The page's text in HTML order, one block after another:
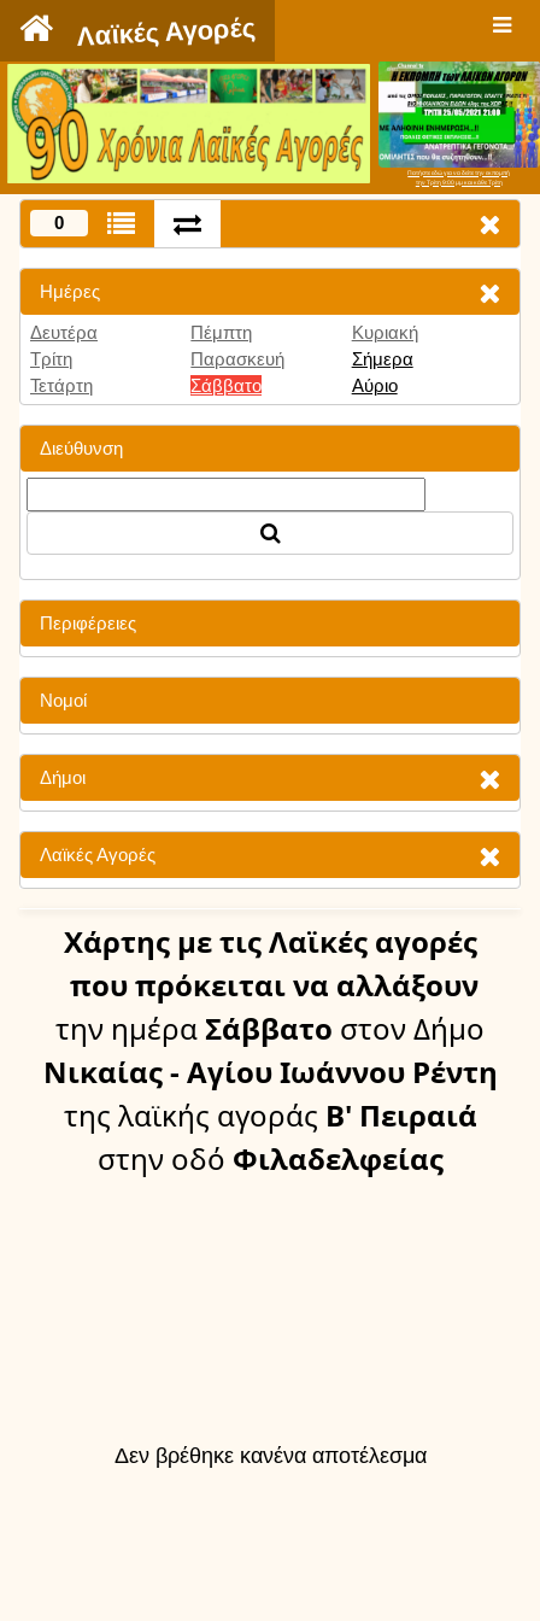
Λαϊκές Αγορές
Πατήστε εδώ για να δείτε την εκπομπή
την Τρίτη 9:00 μμ και κάθε Τρίτη
0
Ημέρες
Δευτέρα
Τρίτη
Τετάρτη
Πέμπτη
Παρασκευή
Σάββατο
Κυριακή
Σήμερα
Αύριο
Διεύθυνση
Περιφέρειες
Νομοί
Δήμοι
Λαϊκές Αγορές
Χάρτης με τις Λαϊκές αγορές
που πρόκειται να αλλάξουν
την ημέραΣάββατο στον Δήμο
Νικαίας - Αγίου Ιωάννου Ρέντη
της λαϊκής αγοράς Β' Πειραιά
στην οδό Φιλαδελφείας
Δεν βρέθηκε κανένα αποτέλεσμα